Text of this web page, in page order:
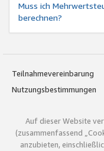
Muss ich
berechnen?
Teilnahmevereinbarung
Nutzungsbestimmungen
Auf dieser Website
(zusammenfassend
anzubieten,